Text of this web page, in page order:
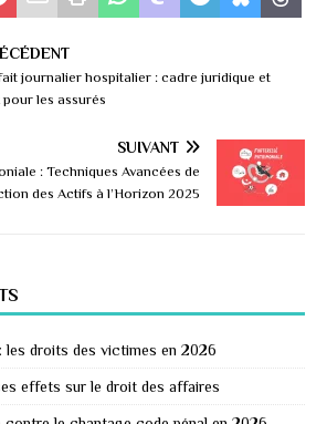
journalier hospitalier : cadre juridique et
pour les assurés
SUIVANT
: Techniques Avancées de
des Actifs à l’Horizon 2025
les droits des victimes en 2026
effets sur le droit des affaires